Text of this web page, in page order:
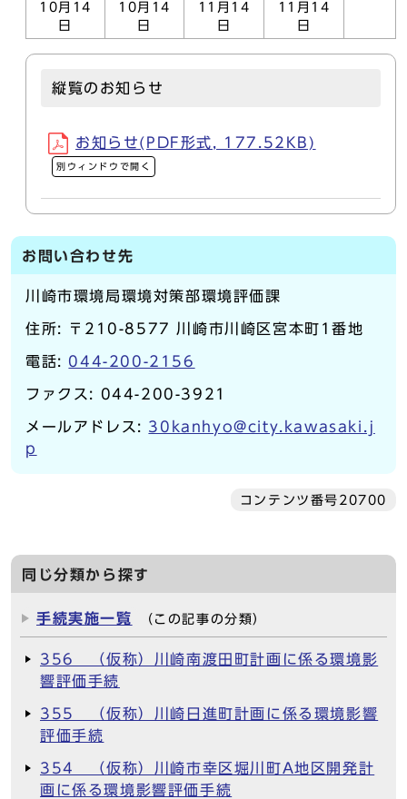
10月14
日
10月14
日
11月14
日
11月14
日
縦覧のお知らせ
お知らせ(PDF形式, 177.52KB)
別ウィンドウで開く
お問い合わせ先
川崎市環境局環境対策部環境評価課
住所: 〒210-8577 川崎市川崎区宮本町1番地
電話: 044-200-2156
ファクス: 044-200-3921
メールアドレス: 30kanhyo@city.kawasaki.j
p
コンテンツ番号20700
同じ分類から探す
手続実施一覧 （この記事の分類）
356 （仮称）川崎南渡田町計画に係る環境影
響評価手続
355 （仮称）川崎日進町計画に係る環境影響
評価手続
354 （仮称）川崎市幸区堀川町A地区開発計
画に係る環境影響評価手続